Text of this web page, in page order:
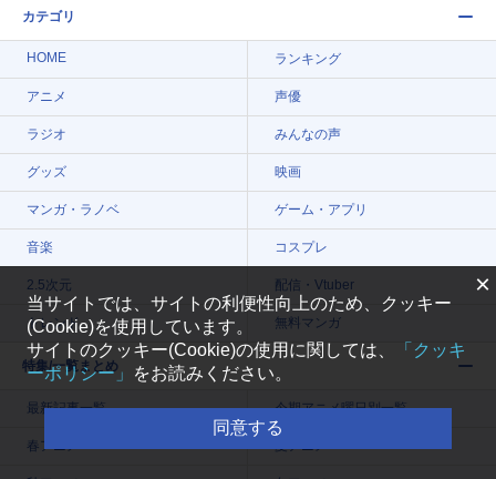
カテゴリ
HOME ランキング
アニメ 声優
ラジオ みんなの声
グッズ 映画
マンガ・ラノベ ゲーム・アプリ
音楽 コスプレ
2.5次元 配信・Vtuber
トレンド 無料マンガ
特集/一覧まとめ
最新記事一覧 今期アニメ曜日別一覧
春アニメ 夏アニメ
×
当サイトでは、サイトの利便性向上のため、クッキー
(Cookie)を使用しています。
サイトのクッキー(Cookie)の使用に関しては、
「クッキ
ーポリシー」
をお読みください。
同意する